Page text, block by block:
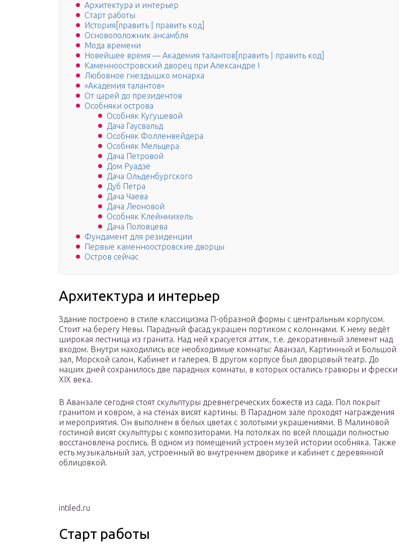
Архитектура и интерьер
Старт работы
История[править | править код]
Основоположник ансамбля
Мода времени
Новейшее время — Академия талантов[править | править код]
Каменноостровский дворец при Александре I
Любовное гнездышко монарха
«Академия талантов»
От царей до президентов
Особняки острова
Особняк Кугушевой
Дача Гаусвальд
Особняк Фолленвейдера
Особняк Мельцера
Дача Петровой
Дом Руадзе
Дача Ольденбургского
Дуб Петра
Дача Чаева
Дача Леоновой
Особняк Клейнмихель
Дача Половцева
Фундамент для резиденции
Первые каменноостровские дворцы
Остров сейчас
Архитектура и интерьер
Здание построено в стиле классицизма П-образной формы с центральным корпусом.
Стоит на берегу Невы. Парадный фасад украшен портиком с колоннами. К нему ведёт
широкая лестница из гранита. Над ней красуется аттик, т.е. декоративный элемент над
входом. Внутри находились все необходимые комнаты: Аванзал, Картинный и Большой
зал, Морской салон, Кабинет и галерея. В другом корпусе был дворцовый театр. До
наших дней сохранилось две парадных комнаты, в которых остались гравюры и фрески
XIX века.
В Аванзале сегодня стоят скульптуры древнегреческих божеств из сада. Пол покрыт
гранитом и ковром, а на стенах висят картины. В Парадном зале проходят награждения
и мероприятия. Он выполнен в белых цветах с золотыми украшениями. В Малиновой
гостиной висят скульптуры с композиторами. На потолках по всей площади полностью
восстановлена роспись. В одном из помещений устроен музей истории особняка. Также
есть музыкальный зал, устроенный во внутреннем дворике и кабинет с деревянной
облицовкой.
intiled.ru
Старт работы